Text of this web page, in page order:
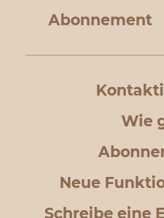
Abonnement
Wie
Neue
Schreibe eine